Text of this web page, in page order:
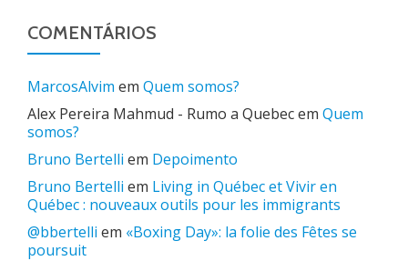
COMENTÁRIOS
MarcosAlvim em Quem somos?
Alex Pereira Mahmud - Rumo a Quebecem Quem
somos?
Bruno Bertelli em Depoimento
Bruno Bertelli em Living in Québec et Vivir en
Québec : nouveaux outils pour les immigrants
@bbertelli em «Boxing Day»: la folie des Fêtes se
poursuit